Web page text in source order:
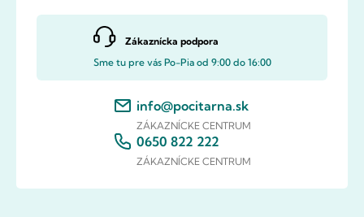
Zákaznícka podpora
Sme tu pre vás Po-Pia od 9:00 do 16:00
info@pocitarna.sk
ZÁKAZNÍCKE CENTRUM
0650 822 222
ZÁKAZNÍCKE CENTRUM